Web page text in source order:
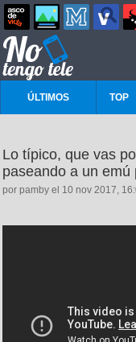
ÚLTIMOS TOP
Lo típico, que vas
paseando a un emú
por pamby el 10 nov 2017,